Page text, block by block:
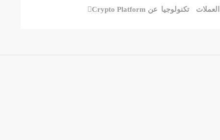
تكنولوجيا عن Crypto Platform